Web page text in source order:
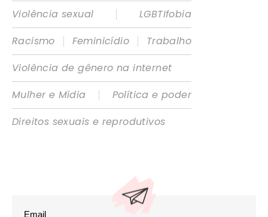
Violência sexual
|
LGBTIfobia
Racismo
| Feminicídio |
Trabalho
Violência de gênero na internet
Mulher e Mídia
|
Política e poder
Direitos sexuais e reprodutivos